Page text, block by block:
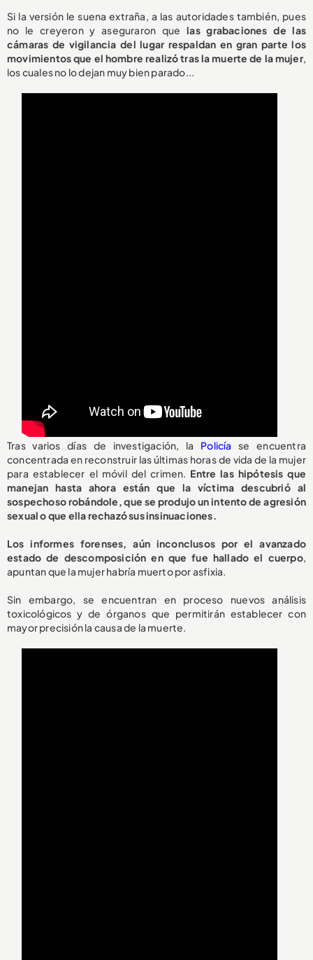
Si la versión le suena extraña, a las autoridades también, pues
no le creyeron y aseguraron quelas grabaciones de las
cámaras de vigilancia del lugar respaldan en gran parte los
movimientos que el hombre realizó tras la muerte de la mujer,
los cuales no lo dejan muy bien parado...
Tras varios días de investigación, la Policía se encuentra
concentrada en reconstruir las últimas horas de vida de la mujer
para establecer el móvil del crimen. Entre las hipótesis que
manejan hasta ahora están que la víctima descubrió al
sospechoso robándole, que se produjo un intento de agresión
sexual o que ella rechazó sus insinuaciones.
Los informes forenses, aún inconclusos por el avanzado
estado de descomposición en que fue hallado el cuerpo,
apuntan que la mujer habría muerto por asfixia.
Sin embargo, se encuentran en proceso nuevos análisis
toxicológicos y de órganos que permitirán establecer con
mayor precisión la causa de la muerte.